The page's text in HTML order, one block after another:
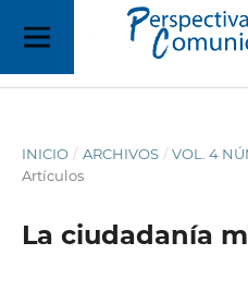
INICIO / ARCHIVOS / VOL. 4
Artículos
La ciudadanía